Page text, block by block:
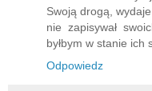
Swoją drogą,
nie zapisywał
byłbym w stanie ich
Odpowiedz